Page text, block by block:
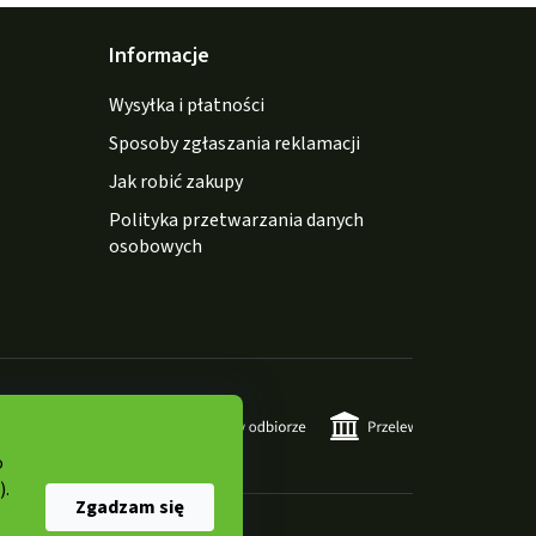
Zgadzam się
Informacje
Wysyłka i płatności
Sposoby zgłaszania reklamacji
Jak robić zakupy
Polityka przetwarzania danych
osobowych